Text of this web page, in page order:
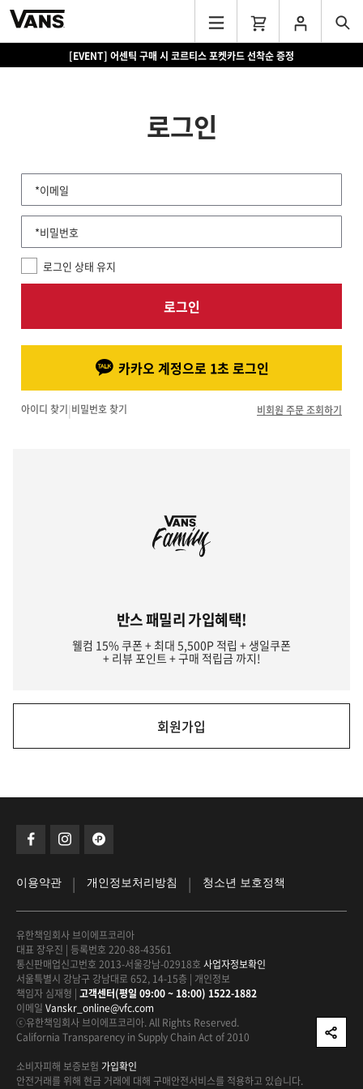
[EVENT] 어센틱 구매 시 코르티스 포켓카드 선착순 증정
로그인
*이메일
*비밀번호
로그인 상태 유지
로그인
카카오 계정으로 1초 로그인
아이디 찾기|비밀번호 찾기 비회원 주문 조회하기
반스 패밀리 가입혜택!
웰컴 15% 쿠폰 + 최대 5,500P 적립 + 생일쿠폰
+ 리뷰 포인트 + 구매 적립금 까지!
회원가입
이용약관 | 개인정보처리방침 | 청소년 보호정책
유한책임회사 브이에프코리아
대표 장우진 | 등록번호 220-88-43561
통신판매업신고번호 2013-서울강남-02918호 사업자정보확인
서울특별시 강남구 강남대로 652, 14-15층 | 개인정보
책임자 심재형 | 고객센터(평일 09:00 ~ 18:00) 1522-1882
이메일 Vanskr_online@vfc.com
ⓒ유한책임회사 브이에프코리아. All Rights Reserved.
California Transparency in Supply Chain Act of 2010
소비자피해 보증보험 가입확인
안전거래를 위해 현금 거래에 대해 구매안전서비스를 적용하고 있습니다.